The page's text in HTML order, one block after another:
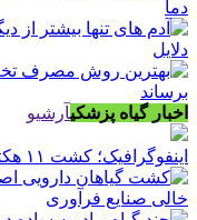
اخبار گیاه پزشکیآرشیو
اینفوگرافیک؛ کشت ۱۱ هکتار انواع گیاه دارویی در همدان